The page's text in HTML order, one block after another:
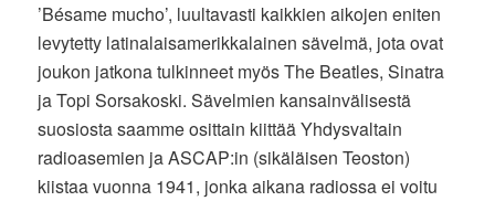
’Bésame mucho’, luultavasti kaikkien aikojen eniten
levytetty latinalaisamerikkalainen sävelmä, jota ovat
joukon jatkona tulkinneet myös The Beatles, Sinatra
ja Topi Sorsakoski. Sävelmien kansainvälisestä
suosiosta saamme osittain kiittää Yhdysvaltain
radioasemien ja ASCAP:in (sikäläisen Teoston)
kiistaa vuonna 1941, jonka aikana radiossa ei voitu